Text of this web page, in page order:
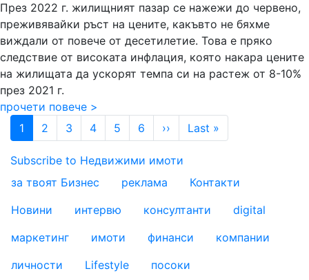
През 2022 г. жилищният пазар се нажежи до червено,
преживявайки ръст на цените, какъвто не бяхме
виждали от повече от десетилетие. Това е пряко
следствие от високата инфлация, която накара цените
на жилищата да ускорят темпа си на растеж от 8-10%
през 2021 г.
прочети повече >
Pagination
1 2 3 4 5 6 ›› Next page
Last »
Subscribe to Недвижими имоти
за твоят Бизнес
реклама Контакти
footer_statii
Новини интервю консултанти
digital
маркетинг
имоти финанси
компании
личности
Lifestyle посоки